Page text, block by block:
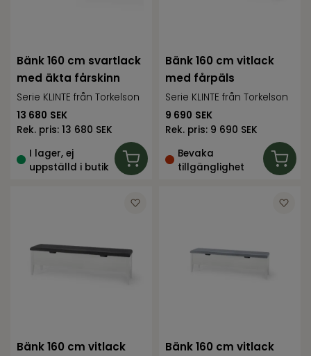
Bänk 160 cm svartlack
med äkta fårskinn
Serie KLINTE från Torkelson
13 680 SEK
Rek. pris: 13 680 SEK
I lager, ej
uppställd i butik
Bänk 160 cm vitlack
med fårpäls
Serie KLINTE från Torkelson
9 690 SEK
Rek. pris: 9 690 SEK
Bevaka
tillgänglighet
Bänk 160 cm vitlack
Bänk 160 cm vitlack